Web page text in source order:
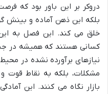
دروکر بر این باور بود که
بلکه این ذهن آماده و بینش
خلق می کند. این فصل به
کسانی هستند که همیشه در
نیازهای برآورده نشده در
مشکلات، بلکه به نقاط قوت
بازار نگاه می کنند. این